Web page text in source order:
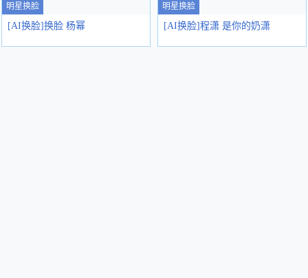
明星换脸
[AI换脸]换脸 杨幂
明星换脸
[AI换脸]程潇 是你的奶潇